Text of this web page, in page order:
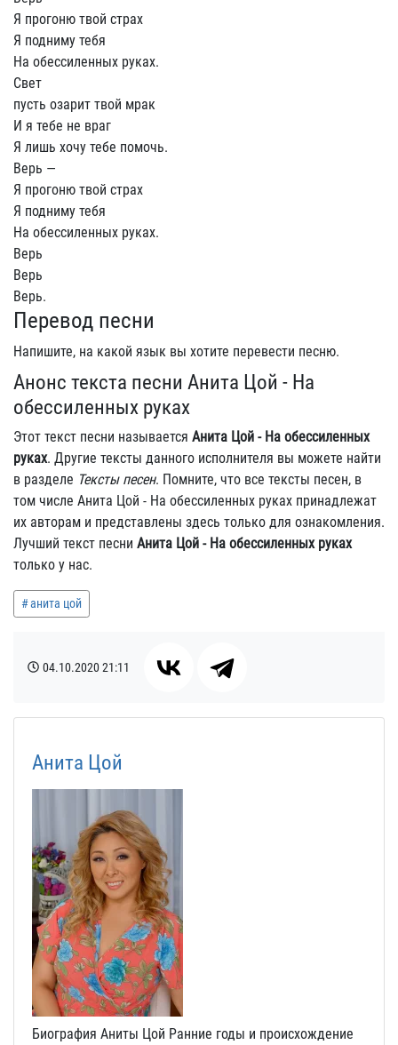
Я прогоню твой страх
Я подниму тебя
На обессиленных руках.
Свет
пусть озарит твой мрак
И я тебе не враг
Я лишь хочу тебе помочь.
Верь —
Я прогоню твой страх
Я подниму тебя
На обессиленных руках.
Верь
Верь
Верь.
Перевод песни
Напишите, на какой язык вы хотите перевести песню.
Анонс текста песни Анита Цой - На
обессиленных руках
Этот текст песни называется Анита Цой - На обессиленных
руках. Другие тексты данного исполнителя вы можете найти
в разделе Тексты песен. Помните, что все тексты песен, в
том числе Анита Цой - На обессиленных руках принадлежат
их авторам и представлены здесь только для ознакомления.
Лучший текст песни Анита Цой - На обессиленных руках
только у нас.
анита цой
04.10.202021:11
Анита Цой
Биография Аниты Цой Ранние годы и происхождение